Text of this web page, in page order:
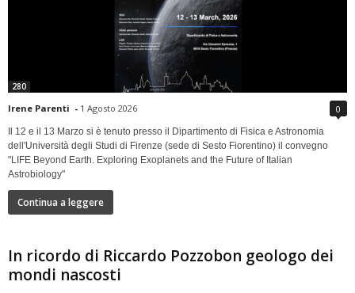
280
Irene Parenti - 1 Agosto 2026 0
Il 12 e il 13 Marzo si è tenuto presso il Dipartimento di Fisica e Astronomia
dell'Università degli Studi di Firenze (sede di Sesto Fiorentino) il convegno
"LIFE Beyond Earth. Exploring Exoplanets and the Future of Italian
Astrobiology"
Continua a leggere
In ricordo di Riccardo Pozzobon geologo dei
mondi nascosti